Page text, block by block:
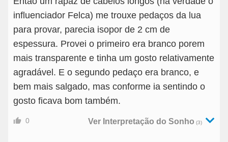
influenciador Felca) me trouxe pedaços da lua
para provar, parecia isopor de 2 cm de
espessura. Provei o primeiro era branco porem
mais transparente e tinha um gosto relativamente
agradável. E o segundo pedaço era branco, e
bem mais salgado, mas conforme ia sentindo o
gosto ficava bom também.
0 Ver Interpretação do Sonho (3)